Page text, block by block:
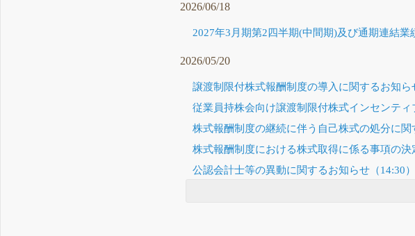
2026/06/18
2027年3月期第2四半期(中間期)及び通期連結業
2026/05/20
譲渡制限付株式報酬制度の導入に関するお知ら
従業員持株会向け譲渡制限付株式インセンティ
株式報酬制度の継続に伴う自己株式の処分に関
株式報酬制度における株式取得に係る事項の決
公認会計士等の異動に関するお知らせ（14:30）